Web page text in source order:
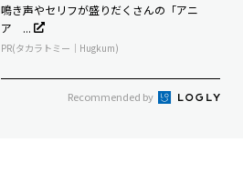
鳴き声やセリフが盛りだくさんの「アニ
ア ...
PR(タカラトミー｜Hugkum)
Recommended by